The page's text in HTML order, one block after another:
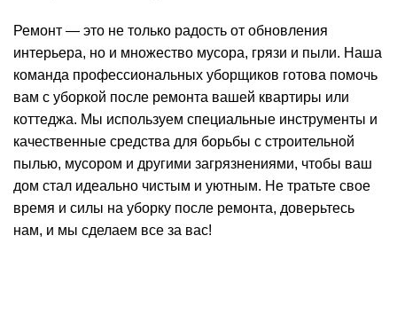
Ремонт — это не только радость от обновления
интерьера, но и множество мусора, грязи и пыли. Наша
команда профессиональных уборщиков готова помочь
вам с уборкой после ремонта вашей квартиры или
коттеджа. Мы используем специальные инструменты и
качественные средства для борьбы с строительной
пылью, мусором и другими загрязнениями, чтобы ваш
дом стал идеально чистым и уютным. Не тратьте свое
время и силы на уборку после ремонта, доверьтесь
нам, и мы сделаем все за вас!